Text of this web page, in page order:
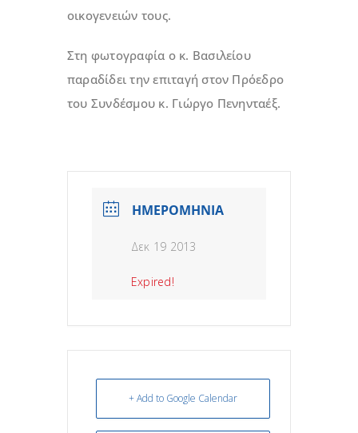
οικογενειών τους.
Στη φωτογραφία ο κ. Βασιλείου
παραδίδει την επιταγή στον Πρόεδρο
του Συνδέσμου κ. Γιώργο Πενηνταέξ.
ΗΜΕΡΟΜΗΝΙΑ
Δεκ 19 2013
Expired!
+ Add to Google Calendar